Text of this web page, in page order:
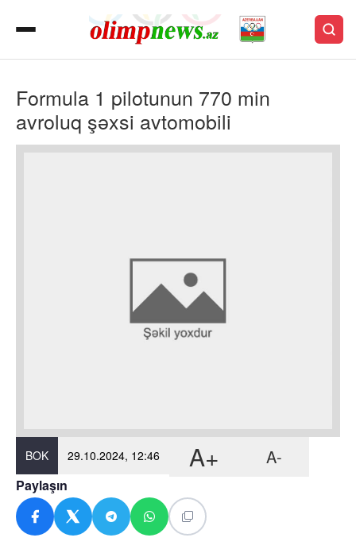
Formula 1 pilotunun 770 min
avroluq şəxsi avtomobili
BOK 29.10.2024, 12:46 A+ A-
Paylaşın